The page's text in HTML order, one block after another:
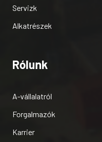
Servizk
Alkatrészek
Rólunk
A-vállalatról
Forgalmazók
Karrier